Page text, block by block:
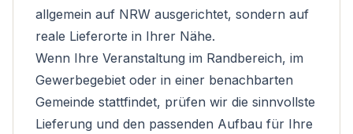
allgemein auf NRW ausgerichtet, sondern auf
reale Lieferorte in Ihrer Nähe.
Wenn Ihre Veranstaltung im Randbereich, im
Gewerbegebiet oder in einer benachbarten
Gemeinde stattfindet, prüfen wir die sinnvollste
Lieferung und den passenden Aufbau für Ihre